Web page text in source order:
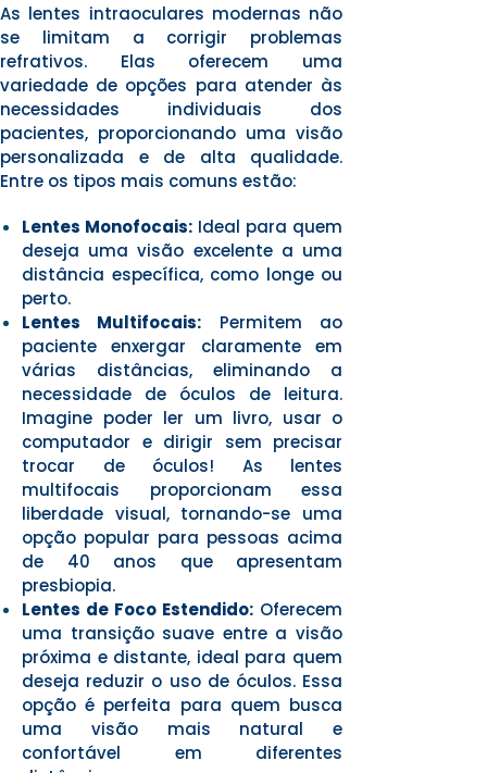
As lentes intraoculares modernas não
se limitam a corrigir problemas
refrativos. Elas oferecem uma
variedade de opções para atender às
necessidades individuais dos
pacientes, proporcionando uma visão
personalizada e de alta qualidade.
Entre os tipos mais comuns estão:
Lentes Monofocais: Ideal para quem
deseja uma visão excelente a uma
distância específica, como longe ou
perto.
Lentes Multifocais: Permitem ao
paciente enxergar claramente em
várias distâncias, eliminando a
necessidade de óculos de leitura.
Imagine poder ler um livro, usar o
computador e dirigir sem precisar
trocar de óculos! As lentes
multifocais proporcionam essa
liberdade visual, tornando-se uma
opção popular para pessoas acima
de 40 anos que apresentam
presbiopia.
Lentes de Foco Estendido: Oferecem
uma transição suave entre a visão
próxima e distante, ideal para quem
deseja reduzir o uso de óculos. Essa
opção é perfeita para quem busca
uma visão mais natural e
confortável em diferentes